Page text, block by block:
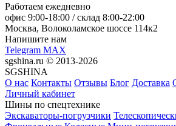
Работаем ежедневно
офис 9:00-18:00 / склад 8:00-22:00
Москва, Волоколамское шоссе 114к2
Напишите нам
Telegram MAX
sgshina.ru © 2013-2026
SGSHINA
О нас Контакты Отзывы Блог Доставка
Личный кабинет
Шины по спецтехнике
Экскаваторы-погрузчики